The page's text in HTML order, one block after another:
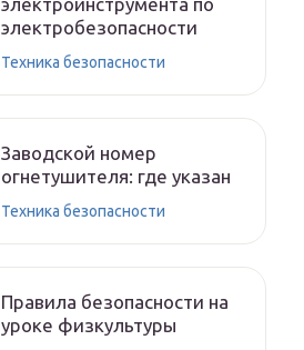
электробезопасности
Техника безопасности
Заводской номер
огнетушителя: где указан
Техника безопасности
Правила безопасности на
уроке физкультуры